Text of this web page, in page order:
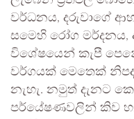
වර්ධනය, දරුවාගේ
සමෙහි රෝග මර්දනය,
විශේෂයෙන් කැපී
වර්ගයක් මෙතෙක්
නැහැ. නමුත් දැනට
පර්යේෂණවලින් කිව